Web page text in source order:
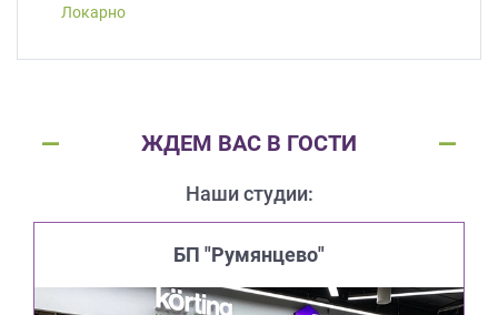
Локарно
ЖДЕМ ВАС В ГОСТИ
Наши студии:
БП "Румянцево"